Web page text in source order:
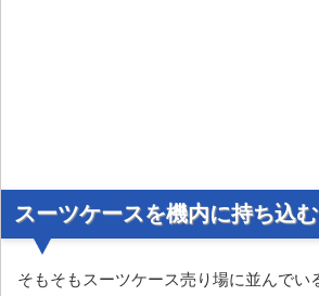
スーツケースを機内に持ち込
そもそもスーツケース売り場に並んでい